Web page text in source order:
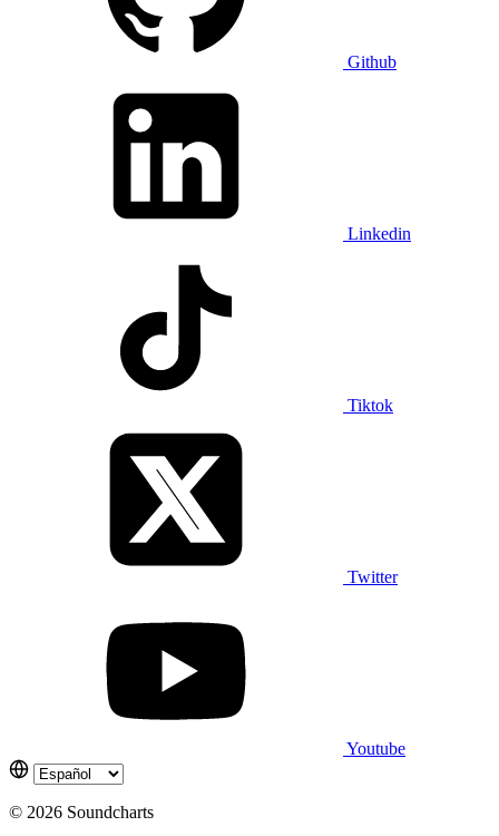
Github
Linkedin
Tiktok
Twitter
Youtube
© 2026 Soundcharts